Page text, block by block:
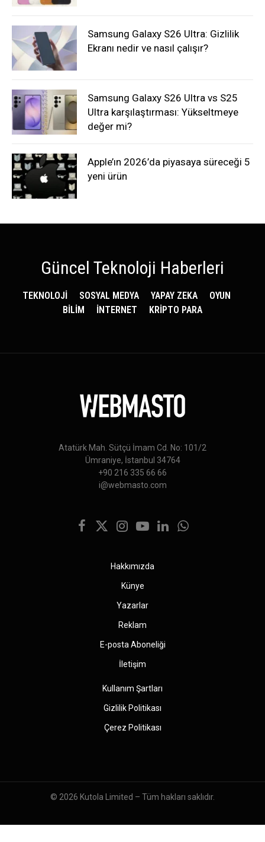
Samsung Galaxy S26 Ultra: Gizlilik
Ekranı nedir ve nasıl çalışır?
Samsung Galaxy S26 Ultra vs S25
Ultra karşılaştırması: Yükseltmeye
değer mi?
Apple’ın 2026’da piyasaya süreceği 5
yeni ürün
Güncel Teknoloji Haberleri
TEKNOLOJİ SOSYAL MEDYA YAPAY ZEKA
OYUN
BİLİM
İNTERNET KRİPTO PARA
Atatürk Mah. Sütçü İmam Cd. No: 101/2
Ümraniye, İstanbul 34764
+90 216 335 66 66
i@webmasto.com
Facebook
X
Instagram
YouTubeLinkedInWhatsApp
Hakkımızda
Künye
Yazarlar
Reklam
E-posta Aboneliği
İletişim
Kullanım Şartları
Gizlilik Politikası
Çerez Politikası
© 2026 Kutola Limited – Tüm hakları saklıdır.